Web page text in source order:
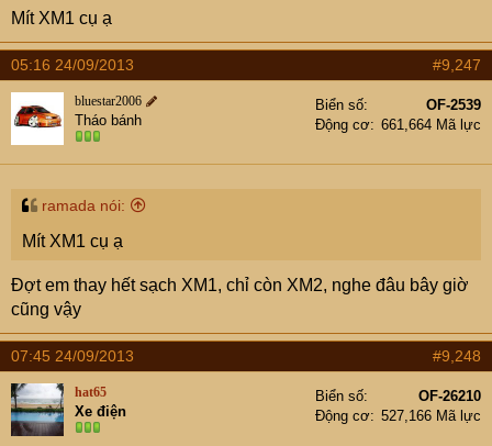
Mít XM1 cụ ạ
05:16 24/09/2013 #9,247
bluestar2006
Tháo bánh
Biển số
OF-2539
Động cơ
661,664 Mã lực
ramada nói:
Mít XM1 cụ ạ
Đợt em thay hết sạch XM1, chỉ còn XM2, nghe đâu bây giờ
cũng vậy
07:45 24/09/2013 #9,248
hat65
Xe điện
Biển số
OF-26210
Động cơ
527,166 Mã lực